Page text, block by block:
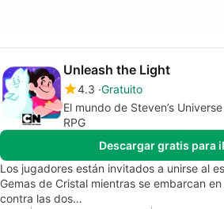
Unleash the Light
4.3 Gratuito
El mundo de Steven’s
RPG
Descargar gratis para
Los jugadores están invitados a unirse al
Gemas de Cristal mientras se embarcan
contra las dos…